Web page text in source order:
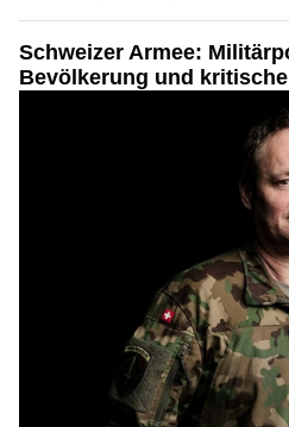
Schweizer Armee:
Bevölkerung und